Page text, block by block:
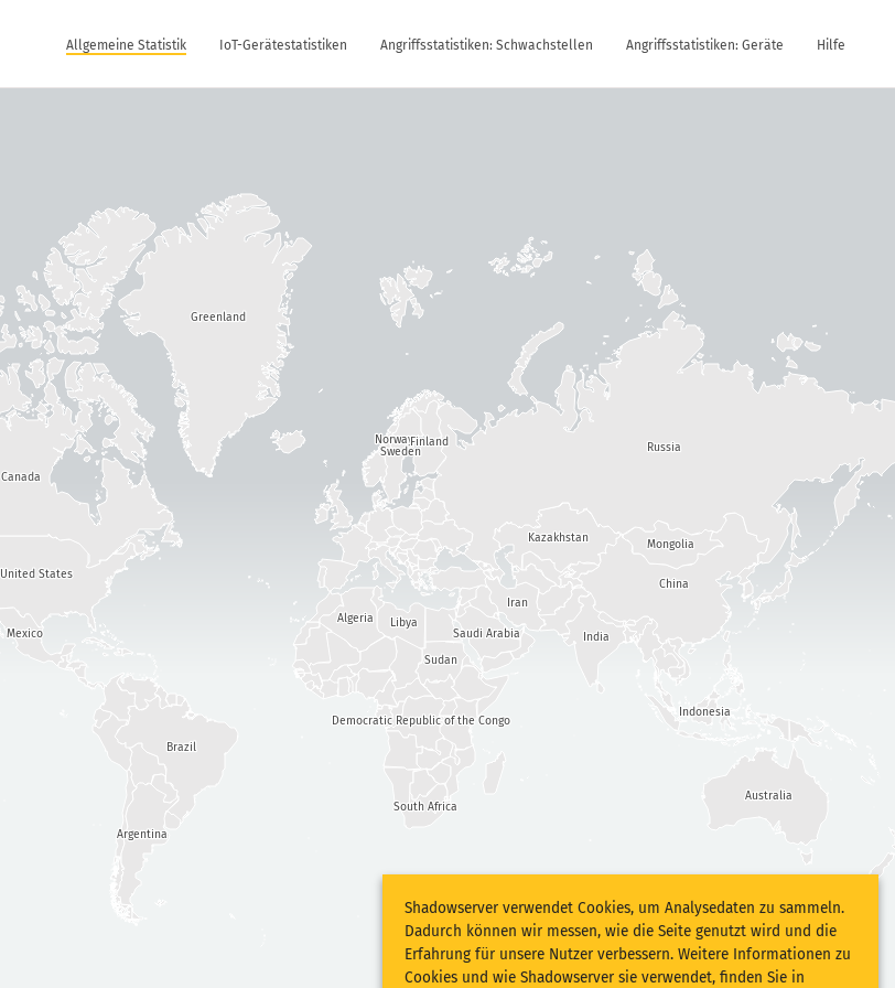
Allgemeine Statistik IoT-Gerätestatistiken Angriffsstatistiken: Schwachstellen Angriffsstatistiken: Geräte Hilfe
Indonesia
Argentina
India
China
Democratic Republic of the Congo
South Africa
Kazakhstan
Brazil
Mongolia
Russia
Norway
Sweden
Finland
Libya
Sudan
Iran
Saudi Arabia
Algeria
United States
Canada
Mexico
Australia
Greenland
Shadowserver verwendet Cookies, um Analysedaten zu sammeln.
Dadurch können wir messen, wie die Seite genutzt wird und die
Erfahrung für unsere Nutzer verbessern. Weitere Informationen zu
Cookies und wie Shadowserver sie verwendet, finden Sie in